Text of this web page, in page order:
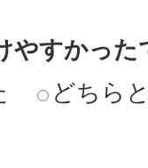
やすかった
どちら